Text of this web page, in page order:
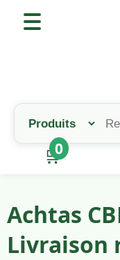
🛒
0
Achtas
Livraison